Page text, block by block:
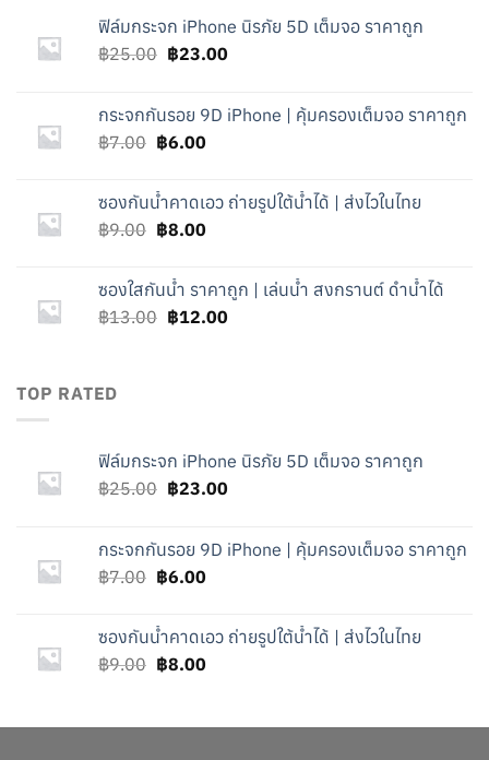
ฟิล์มกระจก iPhone นิรภัย 5D เต็มจอ ราคาถูก
฿25.00 Original
฿25.00.
฿23.00Current
฿23.00.
กระจกกันรอย 9D iPhone | คุ้มครองเต็มจอ ราคาถูก
฿7.00 Original
was:
฿7.00.
฿6.00Current
฿6.00.
ซองกันน้ำคาดเอว ถ่ายรูปใต้น้ำได้ | ส่งไวในไทย
฿9.00 Original
was:
฿9.00.
฿8.00Current
฿8.00.
ซองใสกันน้ำ ราคาถูก | เล่นน้ำ สงกรานต์ ดำน้ำได้
฿13.00 Original
฿12.00Current
TOP RATED
ฟิล์มกระจก iPhone นิรภัย 5D เต็มจอ ราคาถูก
฿25.00 Original
฿25.00.
฿23.00Current
฿23.00.
กระจกกันรอย 9D iPhone | คุ้มครองเต็มจอ ราคาถูก
฿7.00 Original
was:
฿7.00.
฿6.00Current
฿6.00.
ซองกันน้ำคาดเอว ถ่ายรูปใต้น้ำได้ | ส่งไวในไทย
฿9.00 Original
฿9.00.
฿8.00Current
฿8.00.